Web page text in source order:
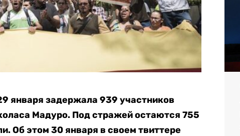
января задержала 939 участников
Мадуро. Под стражей остаются 755
Об этом 30 января в своем твиттере